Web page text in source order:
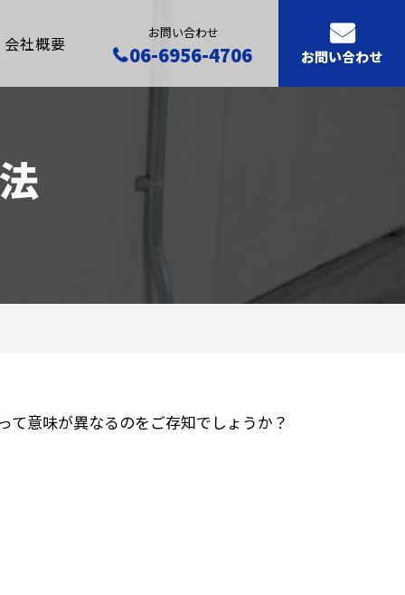
会社概要 お問い合わせ
06-6956-4706 お問い合わせ
意味が異なるのをご存知でしょうか？